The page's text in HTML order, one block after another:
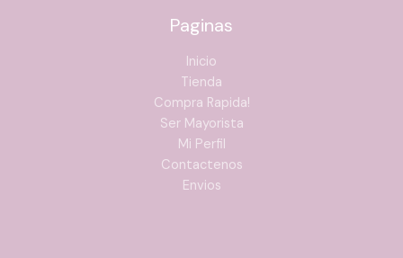
Paginas
Inicio
Tienda
Compra Rapida!
Ser Mayorista
Mi Perfil
Contactenos
Envios